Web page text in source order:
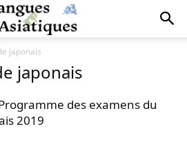
japonais
japonais
Programme des examens du
2019